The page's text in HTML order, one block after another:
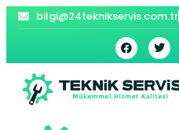
bilgi@24teknikservis.com.tr